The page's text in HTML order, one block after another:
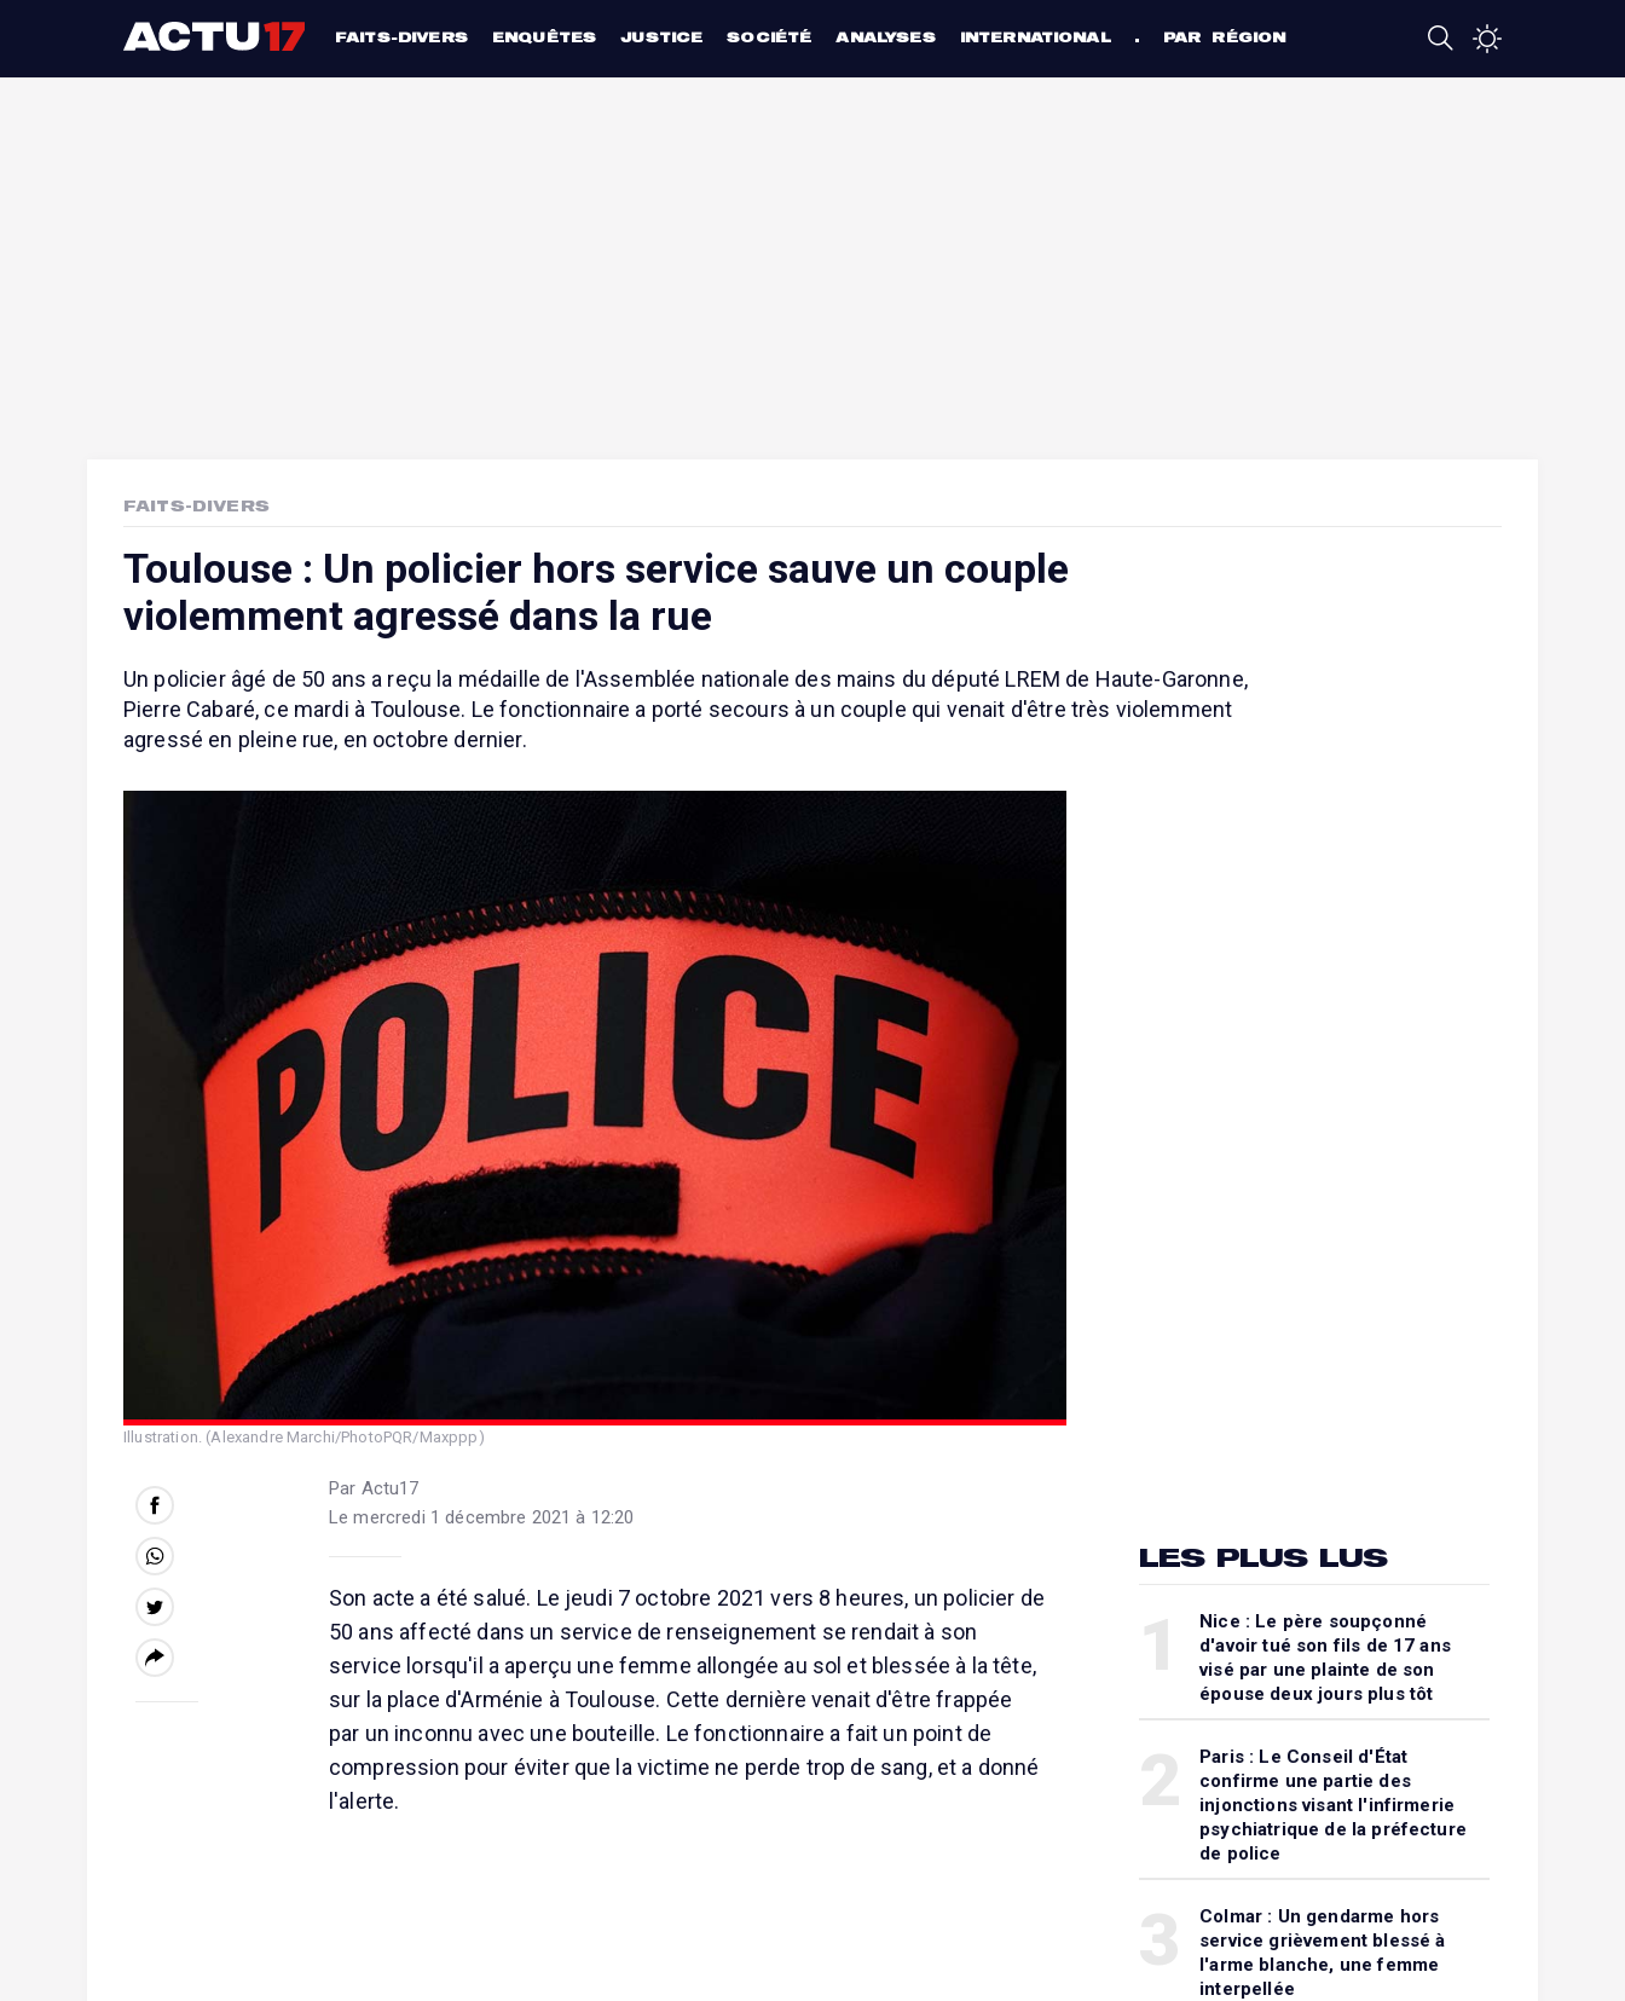
FAITS-DIVERS ENQUÊTES JUSTICE SOCIÉTÉ ANALYSES INTERNATIONAL PAR RÉGION
FAITS-DIVERS
Toulouse : Un policier hors service sauve un couple
violemment agressé dans la rue
Un policier âgé de 50 ans a reçu la médaille de l'Assemblée nationale des mains du député LREM de Haute-Garonne,
Pierre Cabaré, ce mardi à Toulouse. Le fonctionnaire a porté secours à un couple qui venait d'être très violemment
agressé en pleine rue, en octobre dernier.
Illustration. (Alexandre Marchi/PhotoPQR/Maxppp)
Par Actu17
Le mercredi 1 décembre 2021 à 12:20
Son acte a été salué. Le jeudi 7 octobre 2021 vers 8 heures, un policier de
50 ans affecté dans un service de renseignement se rendait à son
service lorsqu'il a aperçu une femme allongée au sol et blessée à la tête,
sur la place d'Arménie à Toulouse. Cette dernière venait d'être frappée
par un inconnu avec une bouteille. Le fonctionnaire a fait un point de
compression pour éviter que la victime ne perde trop de sang, et a donné
l'alerte.
LES PLUS LUS
Nice : Le père soupçonné
d'avoir tué son fils de 17 ans
visé par une plainte de son
épouse deux jours plus tôt
Paris : Le Conseil d'État
confirme une partie des
injonctions visant l'infirmerie
psychiatrique de la préfecture
de police
Colmar : Un gendarme hors
service grièvement blessé à
l'arme blanche, une femme
interpellée